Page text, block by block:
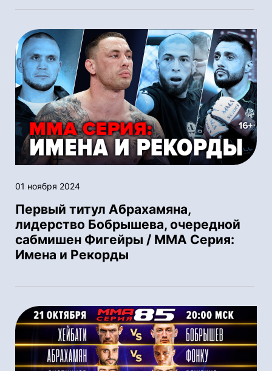
01 ноября 2024
Первый титул Абрахамяна,
лидерство Бобрышева, очередной
сабмишен Фигейры / ММА Серия:
Имена и Рекорды